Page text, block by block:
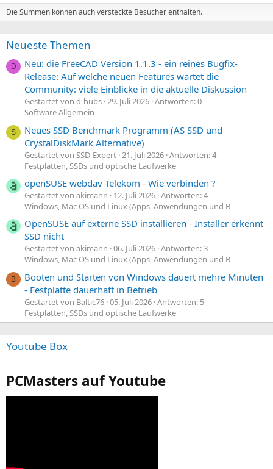
Die Summen können auch versteckte Besucher enthalten.
Neueste Themen
D
Neu: die FreeCAD Version 1.1.3 - ein reines Bugfix-
Release: Auf welche neuen Features wartet die
Community: viele Einblicke in die aktuelle Diskussion
Gestartet von d-hubs 29. Juli 2026 Antworten: 0
Software Allgemein
S
Neues SSD Benchmark Programm (AS SSD und
CrystalDiskMark Alternative)
Gestartet von SSD-Expert 21. Juli 2026 Antworten: 4
Festplatten, SSDs und optische Laufwerke
openSUSE webdav Telekom - Wie verbinden ?
Gestartet von akimann 12. Juli 2026 Antworten: 4
Windows, Mac OS und Linux (Apps, Anwendungen und B
OpenSUSE auf externe SSD installieren - Installer erkennt
SSD nicht
Gestartet von akimann 06. Juli 2026 Antworten: 3
Windows, Mac OS und Linux (Apps, Anwendungen und B
B
Booten und Starten von Windows dauert mehre Minuten
- Festplatte dauerhaft in Betrieb
Gestartet von Baltic76 05. Juli 2026 Antworten: 5
Festplatten, SSDs und optische Laufwerke
Youtube Box
PCMasters auf Youtube